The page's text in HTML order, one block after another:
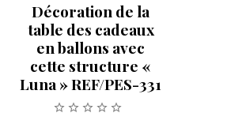
Décoration de la
table des cadeaux
en ballons avec
cette structure «
Luna » REF/PES-331